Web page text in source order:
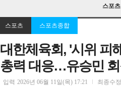
스포
스포츠 스포츠종합
대한체육회, '시위 피
총력 대응…유승민
입력 2026년 06월 11일(목) 17:21 최종수정